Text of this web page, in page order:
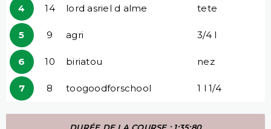
4 14 lord asriel d alme tete
5 9 agri 3/4 l
6 10 biriatou nez
7 8 toogoodforschool 1 l 1/4